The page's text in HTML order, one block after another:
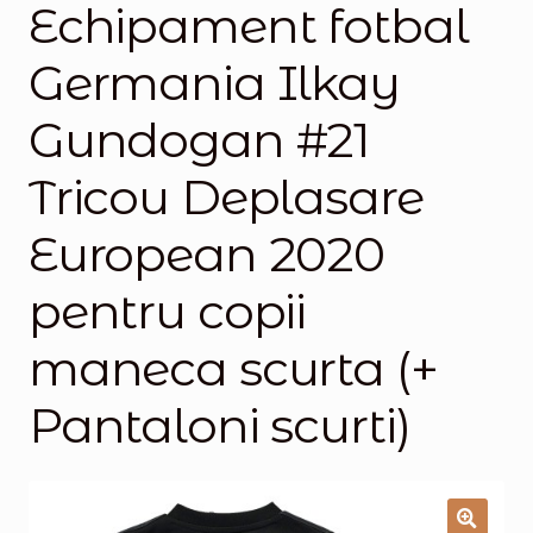
Magazinul
Echipament fotbal
Germania Ilkay
Gundogan #21
Tricou Deplasare
European 2020
pentru copii
maneca scurta (+
Pantaloni scurti)